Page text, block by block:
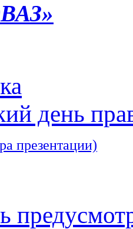
день
презентации)